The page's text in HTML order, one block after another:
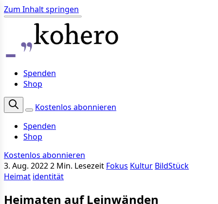
Zum Inhalt springen
Spenden
Shop
Kostenlos abonnieren
Spenden
Shop
Kostenlos abonnieren
3. Aug. 20222 Min. Lesezeit Fokus Kultur BildStück
Heimat identität
Heimaten auf Leinwänden